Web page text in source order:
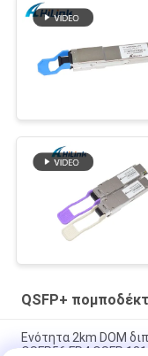
QSFP+
Ενότητα 2km DOM
QSFP56 FR4 QSFP